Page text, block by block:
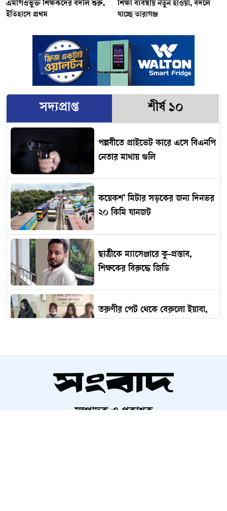
এমপিওভুক্ত শিক্ষকদের বদলি শুরু,
ইতিহাসে প্রথম
শিক্ষা ব্যবস্থায় নতুন হাওয়া, বদলে
যাচ্ছে তারাগঞ্জ
সদ্যপ্রাপ্ত শীর্ষ ১০
পল্লবীতে প্রাইভেট কারে এসে বিএনপি
নেতার মাথায় গুলি
কয়েকশ’ মিটার সড়কের জন্য দিনভর
২০ কিমি যানজট
ছাত্রীকে ম্যাসেঞ্জারে কু-প্রস্তাব,
শিক্ষকের বিরুদ্ধে জিডি
তরুণীর পেট থেকে বেরুলো ইয়াবা,
আমদানি
সম্পাদক ও প্রকাশক